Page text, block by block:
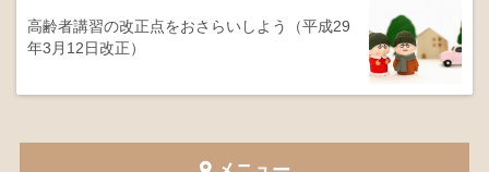
高齢者講習の改正点をおさらいしよう（平成29
年3月12日改正）